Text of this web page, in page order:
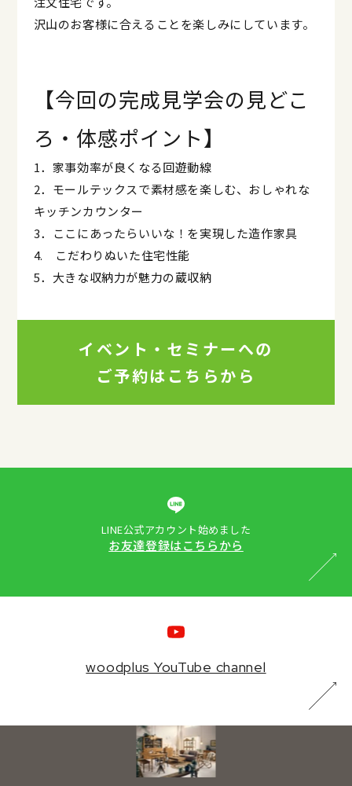
沢山のお客様に合えることを楽しみにしています。
【今回の完成見学会の見どこ
ろ・体感ポイント】
1．家事効率が良くなる回遊動線
2．モールテックスで素材感を楽しむ、おしゃれな
キッチンカウンター
3．ここにあったらいいな！を実現した造作家具
4. こだわりぬいた住宅性能
5．大きな収納力が魅力の蔵収納
イベント・セミナーへの
ご予約はこちらから
LINE公式アカウント始めました
お友達登録はこちらから
woodplus YouTube channel